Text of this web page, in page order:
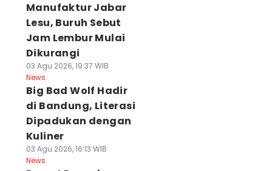
Manufaktur Jabar
Lesu, Buruh Sebut
Jam Lembur Mulai
Dikurangi
03 Agu 2026, 19:37 WIB
News
Big Bad Wolf Hadir
di Bandung, Literasi
Dipadukan dengan
Kuliner
03 Agu 2026, 16:13 WIB
News